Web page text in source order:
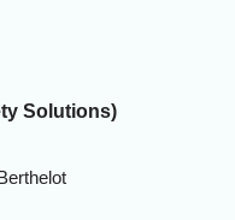
Solutions)